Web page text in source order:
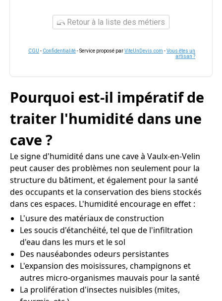
Retour à la liste des métiers
CGU - Confidentialité- Service proposé parViteUnDevis.com -Vous êtes un
artisan ?
Pourquoi est-il impératif de
traiter l'humidité dans une
cave ?
Le signe d'humidité dans une cave à Vaulx-en-Velin
peut causer des problèmes non seulement pour la
structure du bâtiment, et également pour la santé
des occupants et la conservation des biens stockés
dans ces espaces. L'humidité encourage en effet :
L'usure des matériaux de construction
Les soucis d'étanchéité, tel que de l'infiltration
d'eau dans les murs et le sol
Des nauséabondes odeurs persistantes
L'expansion des moisissures, champignons et
autres micro-organismes mauvais pour la santé
La prolifération d'insectes nuisibles (mites,